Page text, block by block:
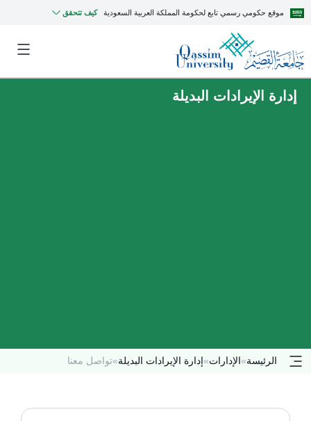
موقع حكومي رسمي تابع لحكومة المملكة العربية السعودية كيف تتحقق
إدارة الإيرادات البديلة
الرئيسة»الإدارات»إدارة الإيرادات البديلة»تواصل معنا